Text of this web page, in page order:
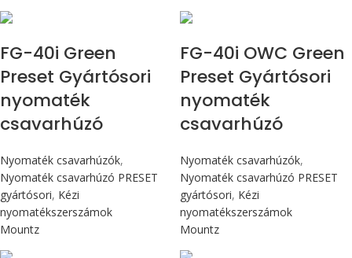
FG-40i Green
Preset Gyártósori
nyomaték
csavarhúzó
Nyomaték csavarhúzók,
Nyomaték csavarhúzó PRESET
gyártósori, Kézi
nyomatékszerszámok
Mountz
FG-40i OWC Green
Preset Gyártósori
nyomaték
csavarhúzó
Nyomaték csavarhúzók,
Nyomaték csavarhúzó PRESET
gyártósori, Kézi
nyomatékszerszámok
Mountz